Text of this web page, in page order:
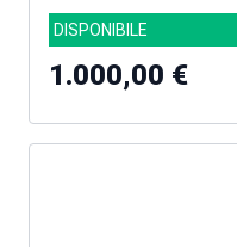
DISPONIBILE
1.000,00 €